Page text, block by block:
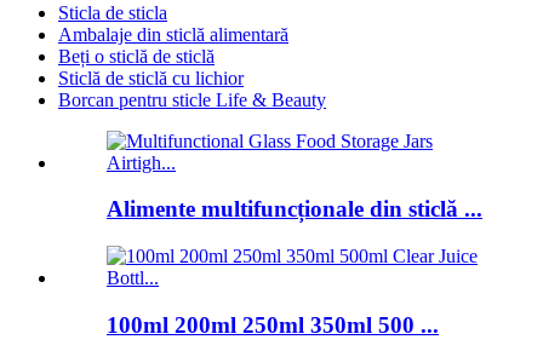
Sticla de sticla
Ambalaje din sticlă alimentară
Beți o sticlă de sticlă
Sticlă de sticlă cu lichior
Borcan pentru sticle Life & Beauty
Alimente multifuncționale din sticlă ...
100ml 200ml 250ml 350ml 500 ...